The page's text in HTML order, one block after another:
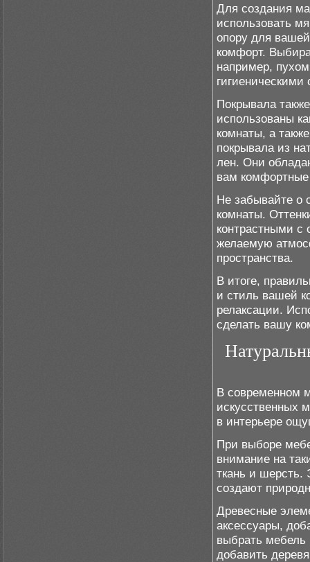
Для создания
использовать
опору для
комфорт.
например,
гигиеническими
Покрывала
использованы
комнаты, а
покрывала из
лен. Они
вам
Не забывайте о
комнаты.
контрастными с
желаемую
пространства.
В итоге,
и стиль вашей
релаксации.
сделать вашу
В современном
искусственных
в интерьере
При выборе
внимание на
ткань и шерсть.
создают
Древесные
аксессуары,
выбрать
добавить